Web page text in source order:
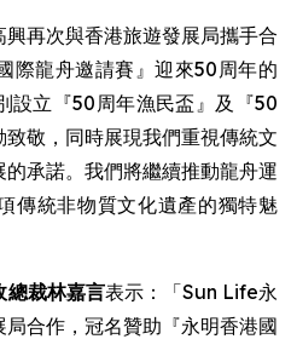
興再次與香港旅遊發展局攜手合
際龍舟邀請賽』迎來50周年的
設立『50周年漁民盃』及『50
敬，同時展現我們重視傳統文
承諾。我們將繼續推動龍舟運
傳統非物質文化遺產的獨特魅
總裁林嘉言表示：「Sun Life永
合作，冠名贊助『永明香港國